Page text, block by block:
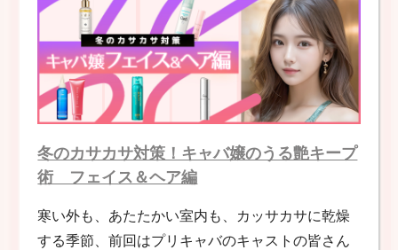
冬のカサカサ対策！キャバ嬢のうる艶キープ
術 フェイス＆ヘア編
寒い外も、あたたかい室内も、カッサカサに乾燥
する季節、前回はプリキャバのキャストの皆さん